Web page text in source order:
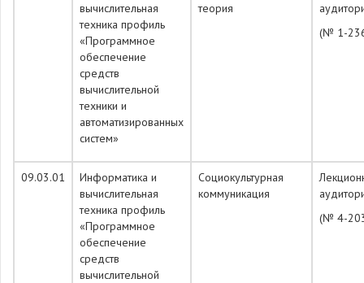
вычислительная
техника профиль
«Программное
обеспечение
средств
вычислительной
техники и
автоматизированных
систем»
теория
(№ 1-
09.03.01
Информатика и
вычислительная
техника профиль
«Программное
обеспечение
средств
вычислительной
Социокультурная
коммуникация
(№ 4-